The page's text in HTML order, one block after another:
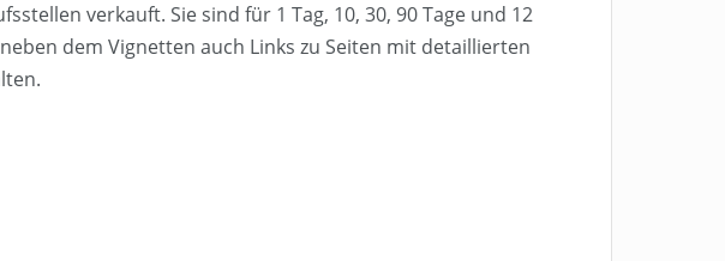
verkauft. Sie sind für 1 Tag, 10, 30, 90 Tage und 12
dem Vignetten auch Links zu Seiten mit detaillierten